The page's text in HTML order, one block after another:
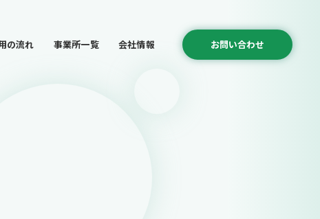
の流れ 事業所一覧 会社情報 お問い合わせ